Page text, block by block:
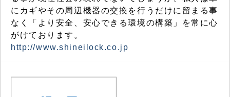
にカギやその周辺機器の交換を行うだけに留まる事
なく「より安全、安心できる環境の構築」を常に心
がけております。
http://www.shineilock.co.jp